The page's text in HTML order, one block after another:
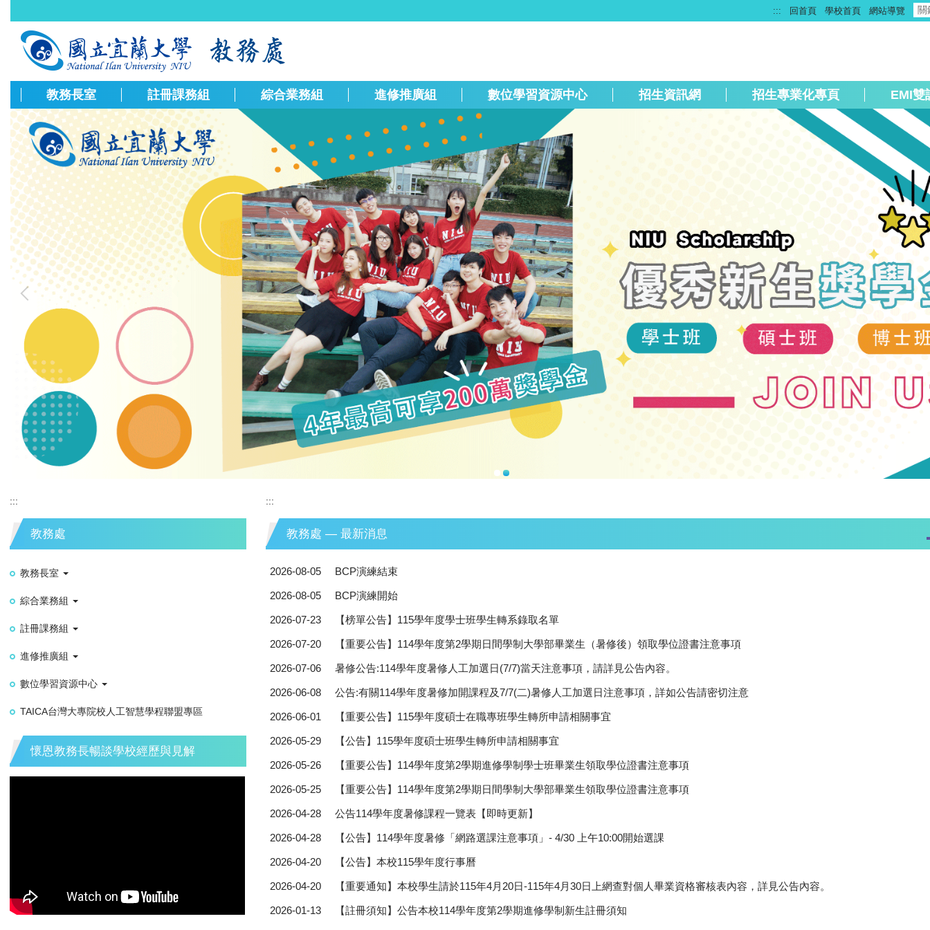
到
容
::: 回首頁 學校首頁 網站導覽
教務長室 註冊課務組 綜合業務組 進修推廣組 數位學習資源中心 招生資訊網 招生專業化專頁 EMI雙
:::
教務處
教務長室
綜合業務組
註冊課務組
進修推廣組
數位學習資源中心
TAICA台灣大專院校人工智慧學程聯盟專區
懷恩教務長暢談學校經歷與見解
:::
教務處 — 最新消息
2026-08-05 BCP演練結束
2026-08-05 BCP演練開始
2026-07-23 【榜單公告】115學年度學士班學生轉系錄取名單
2026-07-20 【重要公告】114學年度第2學期日間學制大學部畢業生（暑修後）領取學位證書注意事項
2026-07-06 暑修公告:114學年度暑修人工加選日(7/7)當天注意事項，請詳見公告內容。
2026-06-08 公告:有關114學年度暑修加開課程及7/7(二)暑修人工加選日注意事項，詳如公告請密切注意
2026-06-01 【重要公告】115學年度碩士在職專班學生轉所申請相關事宜
2026-05-29 【公告】115學年度碩士班學生轉所申請相關事宜
2026-05-26 【重要公告】114學年度第2學期進修學制學士班畢業生領取學位證書注意事項
2026-05-25 【重要公告】114學年度第2學期日間學制大學部畢業生領取學位證書注意事項
2026-04-28 公告114學年度暑修課程一覽表【即時更新】
2026-04-28 【公告】114學年度暑修「網路選課注意事項」- 4/30 上午10:00開始選課
2026-04-20 【公告】本校115學年度行事曆
2026-04-20 【重要通知】本校學生請於115年4月20日-115年4月30日上網查對個人畢業資格審核表內容，詳見公告內容。
2026-01-13 【註冊須知】公告本校114學年度第2學期進修學制新生註冊須知